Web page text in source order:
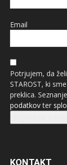
Email
Potrjujem, da
STAROST, ki
preklica.
podatkovter
KONTAKT